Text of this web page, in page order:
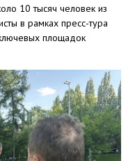
10 тысяч человек из
в рамках пресс-тура
площадок